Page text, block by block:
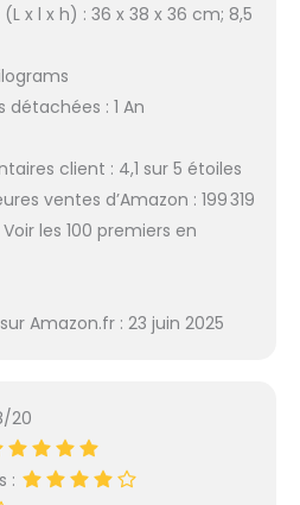
x l x h) : 36 x 38 x 36 cm; 8,5
détachées : 1 An
client : 4,1 sur 5 étoiles
ventes d’Amazon : 199 319
les 100 premiers en
Amazon.fr : 23 juin 2025
20
: